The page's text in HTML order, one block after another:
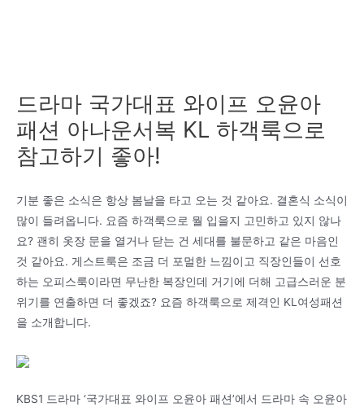
드라마 국가대표 와이프 오윤아
패션 아나운서복 KL 하객룩으로
참고하기 좋아!
기분 좋은 소식은 항상 봄날을 타고 오는 것 같아요. 결혼식 소식이
많이 들려옵니다. 요즘 하객룩으로 뭘 입을지 고민하고 있지 않나
요? 괜히 옷장 문을 열거나 닫는 건 세대를 불문하고 같은 마음인
것 같아요. 게스트룩은 조금 더 포멀한 느낌이고 직장인들이 선호
하는 오피스룩이라면 무난한 복장인데 거기에 더해 고급스러운 분
위기를 연출하면 더 좋겠죠? 요즘 하객룩으로 제격인 KL여성패션
을 소개합니다.
KBS1 드라마 ‘국가대표 와이프 오윤아 패션’에서 드라마 속 오윤아